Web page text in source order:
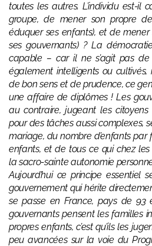
toutes les autres. L’individu est-il
groupe, de mener son propre
éduquer ses enfants), et de
ses gouvernants) ? La
capable – car il ne s’agit pas
également intelligents ou
de bon sens et de prudence, ce
une affaire de diplômes ! Les
au contraire, jugeant les citoyens
pour des tâches aussi complexes,
mariage, du nombre d’enfants par
enfants, et de tous ce qui chez
la sacro-sainte autonomie
Aujourd’hui ce principe essentiel
gouvernement qui hérite
se passe en France, pays de 93
gouvernants pensent les familles
propres enfants, c’est qu’ils les
peu avancées sur la voie du